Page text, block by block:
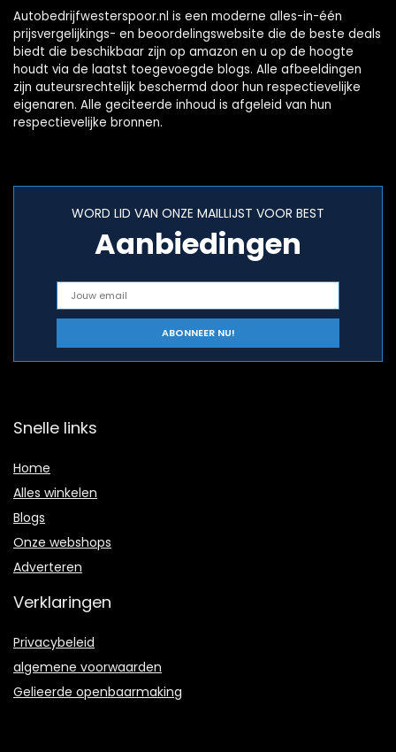
Autobedrijfwesterspoor.nl is een moderne alles-in-één
prijsvergelijkings- en beoordelingswebsite die de beste deals
biedt die beschikbaar zijn op amazon en u op de hoogte
houdt via de laatst toegevoegde blogs. Alle afbeeldingen
zijn auteursrechtelijk beschermd door hun respectievelijke
eigenaren. Alle geciteerde inhoud is afgeleid van hun
respectievelijke bronnen.
WORD LID VAN ONZE MAILLIJST VOOR BEST
Aanbiedingen
Snelle links
Home
Alles winkelen
Blogs
Onze webshops
Adverteren
Verklaringen
Privacybeleid
algemene voorwaarden
Gelieerde openbaarmaking